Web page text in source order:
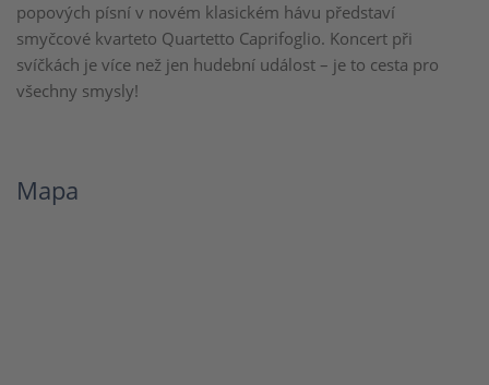
popových písní v novém klasickém hávu představí
smyčcové kvarteto Quartetto Caprifoglio. Koncert při
svíčkách je více než jen hudební událost – je to cesta pro
všechny smysly!
Mapa